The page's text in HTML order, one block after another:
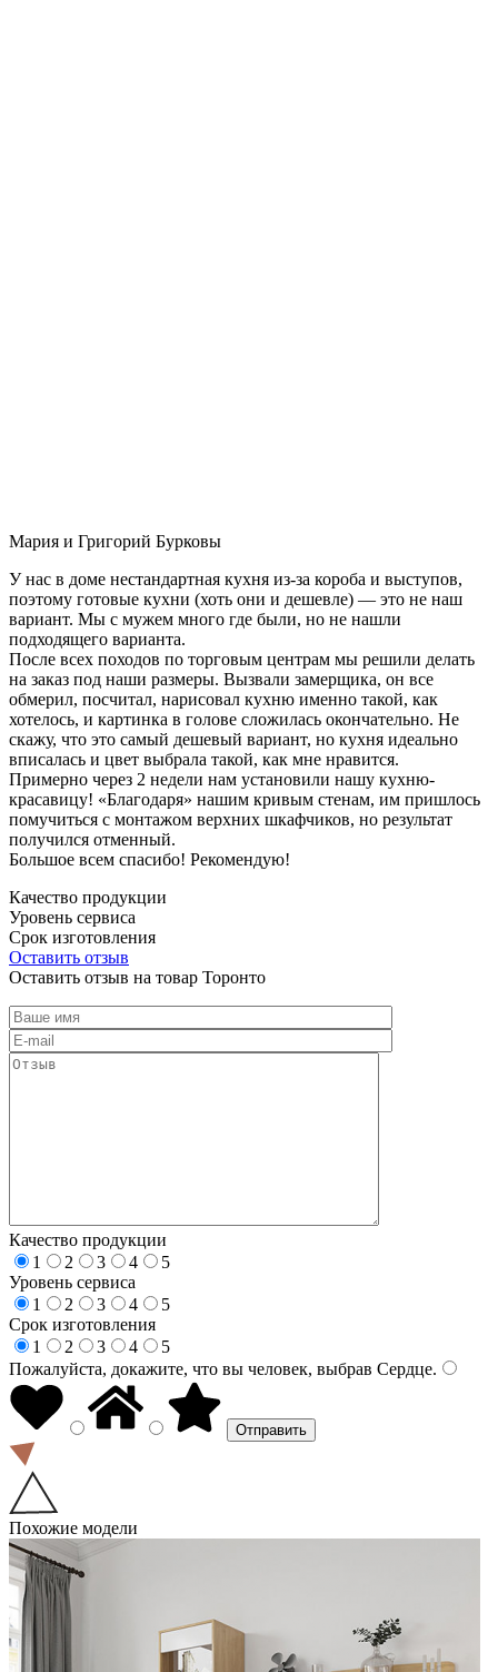
Мария и Григорий Бурковы
У нас в доме нестандартная кухня из-за короба и выступов,
поэтому готовые кухни (хоть они и дешевле) — это не наш
вариант. Мы с мужем много где были, но не нашли
подходящего варианта.
После всех походов по торговым центрам мы решили делать
на заказ под наши размеры. Вызвали замерщика, он все
обмерил, посчитал, нарисовал кухню именно такой, как
хотелось, и картинка в голове сложилась окончательно. Не
скажу, что это самый дешевый вариант, но кухня идеально
вписалась и цвет выбрала такой, как мне нравится.
Примерно через 2 недели нам установили нашу кухню-
красавицу! «Благодаря» нашим кривым стенам, им пришлось
помучиться с монтажом верхних шкафчиков, но результат
получился отменный.
Большое всем спасибо! Рекомендую!
Качество продукции
Уровень сервиса
Срок изготовления
Оставить отзыв
Оставить отзыв на товар Торонто
Качество продукции
1
2 3 4
5
Уровень сервиса
1
2 3 4
5
Срок изготовления
1
2 3 4
5
Пожалуйста, докажите, что вы человек, выбрав Сердце.
Похожие модели